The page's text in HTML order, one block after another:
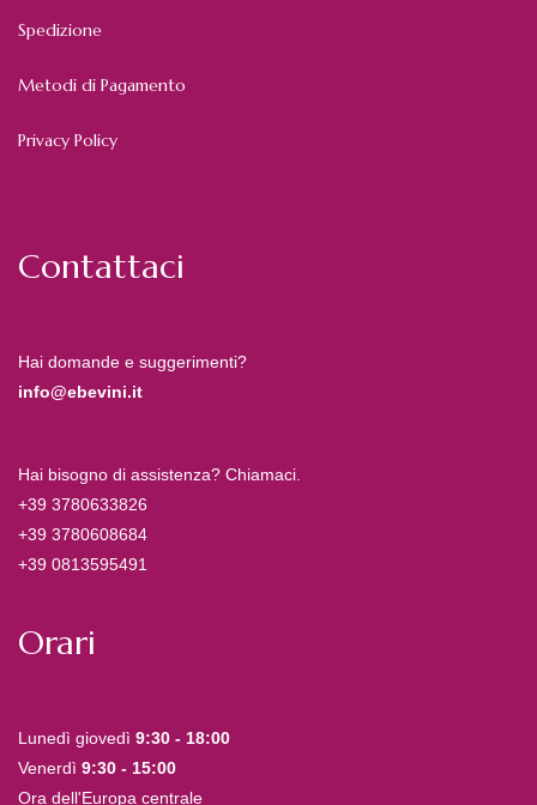
Spedizione
Metodi di Pagamento
Privacy Policy
Contattaci
Hai domande e suggerimenti?
info@ebevini.it
Hai bisogno di assistenza? Chiamaci.
+39 3780633826
+39 3780608684
+39 0813595491
Orari
Lunedì giovedì 9:30 - 18:00
Venerdì 9:30 - 15:00
Ora dell'Europa centrale